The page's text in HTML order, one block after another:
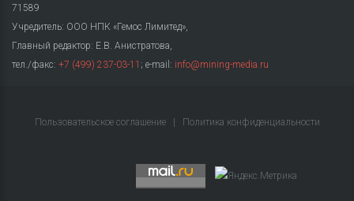
71589
Учредитель: ООО НПК «Гемос Лимитед»,
Главный редактор: Е.В. Анистратова,
тел./факс: +7 (499) 237-03-11 ; e-mail: info@mining-media.ru
Пользовательское соглашение Политика конфиденциальности